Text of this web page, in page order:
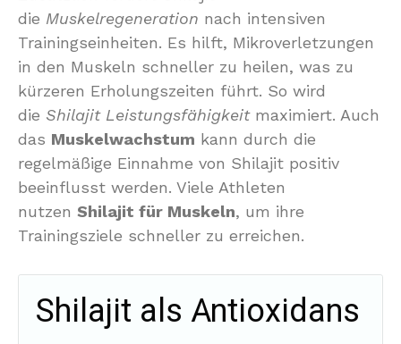
die Muskelregeneration nach intensiven
Trainingseinheiten. Es hilft, Mikroverletzungen
in den Muskeln schneller zu heilen, was zu
kürzeren Erholungszeiten führt. So wird
die Shilajit Leistungsfähigkeitmaximiert. Auch
das Muskelwachstum kann durch die
regelmäßige Einnahme von Shilajit positiv
beeinflusst werden. Viele Athleten
nutzen Shilajit für Muskeln, um ihre
Trainingsziele schneller zu erreichen.
Shilajit als Antioxidans